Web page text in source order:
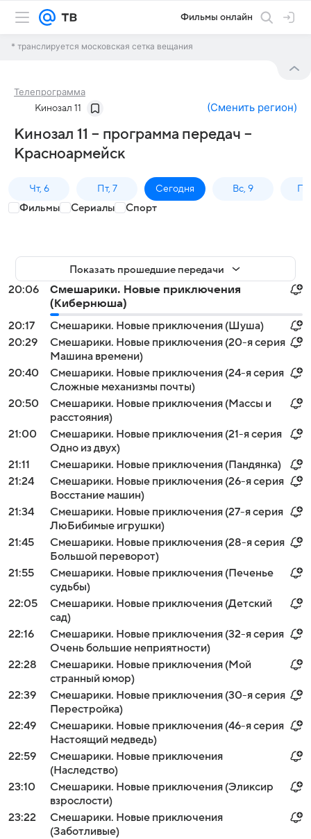
Фильмы онлайн
* транслируется московская сетка вещания
Телепрограмма
Кинозал 11 (Сменить регион)
Кинозал 11 – программа передач –
Красноармейск
Чт, 6 Пт, 7 Сегодня Вс, 9
Фильмы Сериалы Спорт
Показать прошедшие передачи
20:06
Смешарики. Новые приключения
(Кибернюша)
20:17
Смешарики. Новые приключения (Шуша)
20:29
Смешарики. Новые приключения (20-я серия
Машина времени)
20:40
Смешарики. Новые приключения (24-я серия
Сложные механизмы почты)
20:50
Смешарики. Новые приключения (Массы и
расстояния)
21:00
Смешарики. Новые приключения (21-я серия
Одно из двух)
21:11
Смешарики. Новые приключения (Пандянка)
21:24
Смешарики. Новые приключения (26-я серия
Восстание машин)
21:34
Смешарики. Новые приключения (27-я серия
ЛюБибимые игрушки)
21:45
Смешарики. Новые приключения (28-я серия
Большой переворот)
21:55
Смешарики. Новые приключения (Печенье
судьбы)
22:05
Смешарики. Новые приключения (Детский
сад)
22:16
Смешарики. Новые приключения (32-я серия
Очень большие неприятности)
22:28
Смешарики. Новые приключения (Мой
странный юмор)
22:39
Смешарики. Новые приключения (30-я серия
Перестройка)
22:49
Смешарики. Новые приключения (46-я серия
Настоящий медведь)
22:59
Смешарики. Новые приключения
(Наследство)
23:10
Смешарики. Новые приключения (Эликсир
взрослости)
23:22
Смешарики. Новые приключения
(Заботливые)